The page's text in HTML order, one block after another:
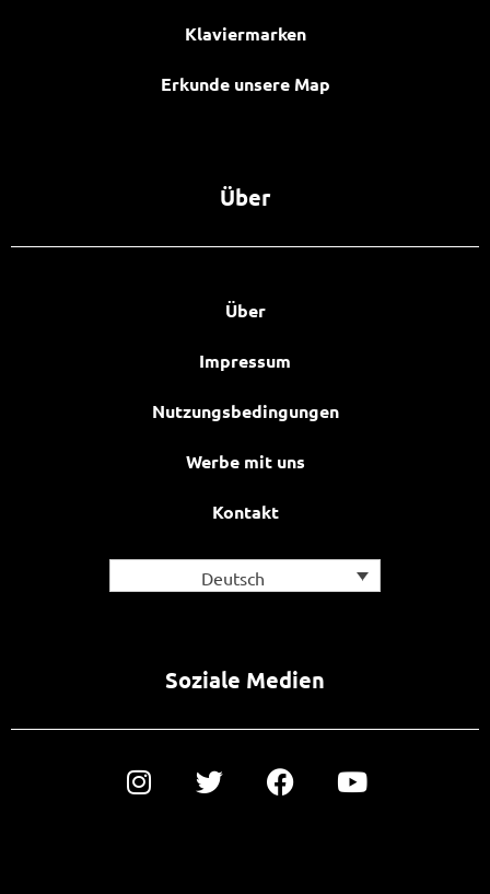
Klaviermarken
Erkunde unsere Map
Über
Über
Impressum
Nutzungsbedingungen
Werbe mit uns
Kontakt
Deutsch
Soziale Medien